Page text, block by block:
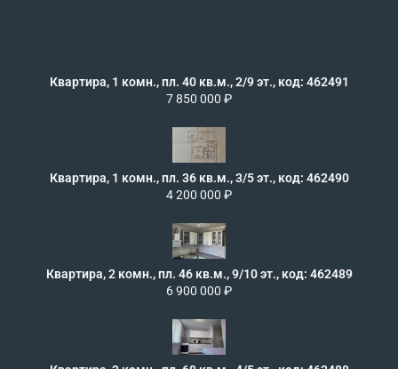
Квартира, 1 комн., пл. 40 кв.м., 2/9 эт., код: 462491
7 850 000 ₽
Квартира, 1 комн., пл. 36 кв.м., 3/5 эт., код: 462490
4 200 000 ₽
Квартира, 2 комн., пл. 46 кв.м., 9/10 эт., код: 462489
6 900 000 ₽